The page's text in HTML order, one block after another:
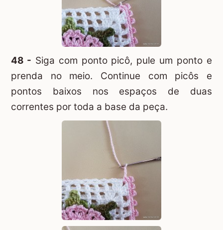
48 - Siga com ponto picô, pule um ponto e
prenda no meio. Continue com picôs e
pontos baixos nos espaços de duas
correntes por toda a base da peça.